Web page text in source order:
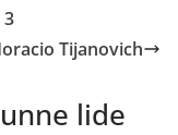
Tijanovich
lide